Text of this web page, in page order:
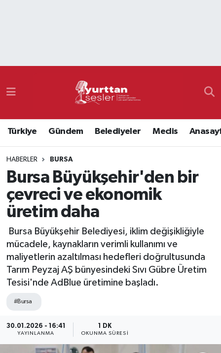
Türkiye Gündem Belediyeler Meclis
HABERLER BURSA
Bursa Büyükşehir'den bir
çevreci ve ekonomik
üretim daha
Bursa Büyükşehir Belediyesi, iklim değişikliğiyle
mücadele, kaynakların verimli kullanımı ve
maliyetlerin azaltılması hedefleri doğrultusunda
Tarım Peyzaj AŞ bünyesindeki Sıvı Gübre Üretim
Tesisi'nde AdBlue üretimine başladı.
#Bursa
30.01.2026 - 16:41
YAYINLANMA
1 DK
OKUNMA SÜRESI
Namaz Vakitleri
Süper Lig Puan Durumu ve Fikstür
Tüm Manşetler
Son Dakika Haberleri
Haber Arşivi